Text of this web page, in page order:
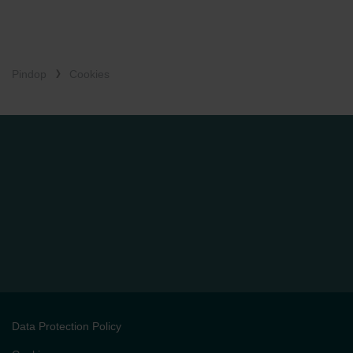
Zehnder Group Schweiz AG: Datenschutz
Data Protection Policy